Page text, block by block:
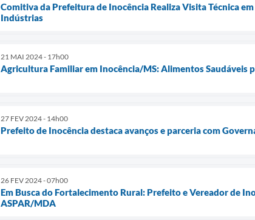
Comitiva da Prefeitura de Inocência Realiza Visita Técnica
Indústrias
21 MAI 2024 - 17h00
Agricultura Familiar em Inocência/MS: Alimentos Saudáveis
27 FEV 2024 - 14h00
Prefeito de Inocência destaca avanços e parceria com
26 FEV 2024 - 07h00
Em Busca do Fortalecimento Rural: Prefeito e Vereador de
ASPAR/MDA